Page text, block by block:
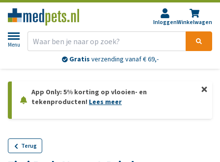
InloggenWinkelwagen
Menu
Gratis verzending vanaf € 69,-
App Only: 5% korting op vlooien- en
tekenproducten! Lees meer
Terug